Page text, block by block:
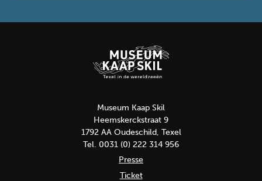
Museum Kaap Skil
Heemskerckstraat 9
1792 AA Oudeschild, Texel
Tel. 0031 (0) 222 314 956
Presse
Ticket